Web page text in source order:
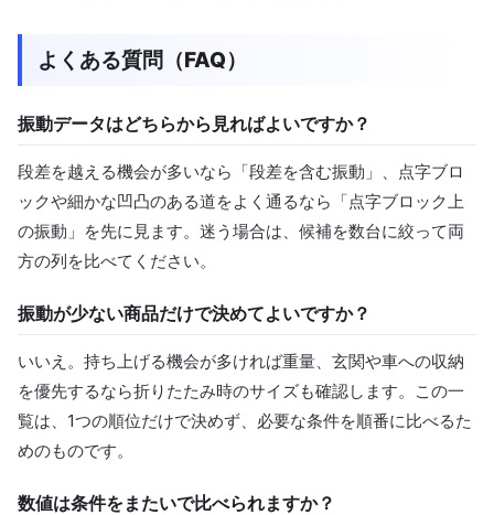
よくある質問（FAQ）
振動データはどちらから見ればよいですか？
段差を越える機会が多いなら「段差を含む振動」、点字ブロ
ックや細かな凹凸のある道をよく通るなら「点字ブロック上
の振動」を先に見ます。迷う場合は、候補を数台に絞って両
方の列を比べてください。
振動が少ない商品だけで決めてよいですか？
いいえ。持ち上げる機会が多ければ重量、玄関や車への収納
を優先するなら折りたたみ時のサイズも確認します。この一
覧は、1つの順位だけで決めず、必要な条件を順番に比べるた
めのものです。
数値は条件をまたいで比べられますか？